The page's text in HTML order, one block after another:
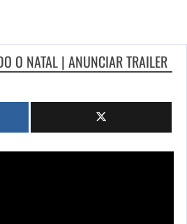
O NATAL | ANUNCIAR TRAILER